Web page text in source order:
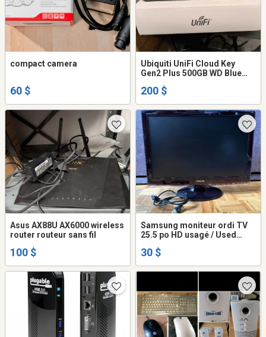
compact camera
60 $
Ubiquiti UniFi Cloud Key
Gen2 Plus 500GB WD Blue
200 $
Asus AX88U AX6000 wireless
router routeur sans fil
100 $
Samsung moniteur ordi TV
25.5 po HD usagé / Used
30 $